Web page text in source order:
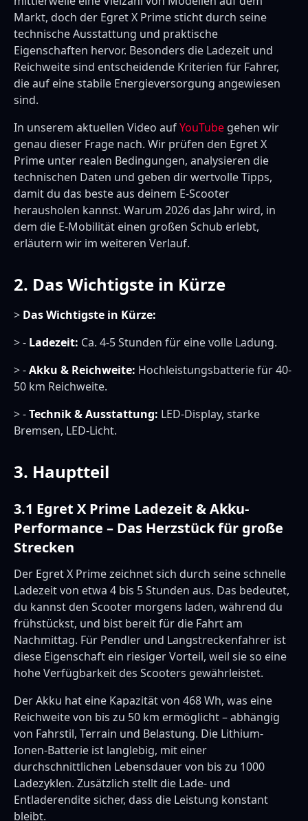
Markt, doch der Egret X Prime sticht durch seine
technische Ausstattung und praktische
Eigenschaften hervor. Besonders die Ladezeit und
Reichweite sind entscheidende Kriterien für Fahrer,
die auf eine stabile Energieversorgung angewiesen
sind.
In unserem aktuellen Video aufYouTube gehen wir
genau dieser Frage nach. Wir prüfen den Egret X
Prime unter realen Bedingungen, analysieren die
technischen Daten und geben dir wertvolle Tipps,
damit du das beste aus deinem E-Scooter
herausholen kannst. Warum 2026 das Jahr wird, in
dem die E-Mobilität einen großen Schub erlebt,
erläutern wir im weiteren Verlauf.
2. Das Wichtigste in Kürze
> Das Wichtigste in Kürze:
> - Ladezeit: Ca. 4-5 Stunden für eine volle Ladung.
> -Akku & Reichweite: Hochleistungsbatterie für 40-
50 km Reichweite.
> -Technik & Ausstattung: LED-Display, starke
Bremsen, LED-Licht.
3. Hauptteil
3.1 Egret X Prime Ladezeit & Akku-
Performance – Das Herzstück für große
Strecken
Der Egret X Prime zeichnet sich durch seine schnelle
Ladezeit von etwa 4 bis 5 Stunden aus. Das bedeutet,
du kannst den Scooter morgens laden, während du
frühstückst, und bist bereit für die Fahrt am
Nachmittag. Für Pendler und Langstreckenfahrer ist
diese Eigenschaft ein riesiger Vorteil, weil sie so eine
hohe Verfügbarkeit des Scooters gewährleistet.
Der Akku hat eine Kapazität von 468 Wh, was eine
Reichweite von bis zu 50 km ermöglicht – abhängig
von Fahrstil, Terrain und Belastung. Die Lithium-
Ionen-Batterie ist langlebig, mit einer
durchschnittlichen Lebensdauer von bis zu 1000
Ladezyklen. Zusätzlich stellt die Lade- und
Entladerendite sicher, dass die Leistung konstant
bleibt.